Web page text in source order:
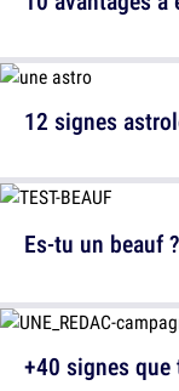
12 signes
Es-tu un beauf ?
+40 signes